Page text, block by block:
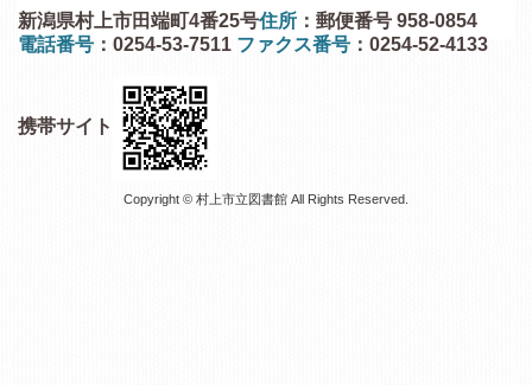
住所 ：郵便番号 958-0854
新潟県村上市田端町4番25号
電話番号 ：0254-53-7511 ファクス番号 ：0254-52-4133
携帯サイト
Copyright © 村上市立図書館 All Rights Reserved.